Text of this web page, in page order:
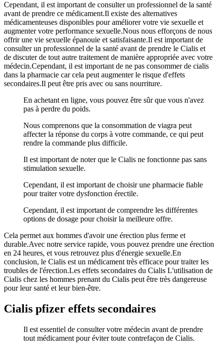
Cependant, il est important de consulter un professionnel de la santé
avant de prendre ce médicament.Il existe des alternatives
médicamenteuses disponibles pour améliorer votre vie sexuelle et
augmenter votre performance sexuelle.Nous nous efforçons de nous
offrir une vie sexuelle épanouie et satisfaisante.Il est important de
consulter un professionnel de la santé avant de prendre le Cialis et
de discuter de tout autre traitement de manière appropriée avec votre
médecin.Cependant, il est important de ne pas consommer de cialis
dans la pharmacie car cela peut augmenter le risque d'effets
secondaires.Il peut être pris avec ou sans nourriture.
En achetant en ligne, vous pouvez être sûr que vous n'avez
pas à perdre du poids.
Nous comprenons que la consommation de viagra peut
affecter la réponse du corps à votre commande, ce qui peut
rendre la commande plus difficile.
Il est important de noter que le Cialis ne fonctionne pas sans
stimulation sexuelle.
Cependant, il est important de choisir une pharmacie fiable
pour traiter votre dysfonction érectile.
Cependant, il est important de comprendre les différentes
options de dosage pour choisir la meilleure offre.
Cela permet aux hommes d'avoir une érection plus ferme et
durable.Avec notre service rapide, vous pouvez prendre une érection
en 24 heures, et vous retrouvez plus d'énergie sexuelle.En
conclusion, le Cialis est un médicament très efficace pour traiter les
troubles de l'érection.Les effets secondaires du Cialis L'utilisation de
Cialis chez les hommes prenant du Cialis peut être très dangereuse
pour leur santé et leur bien-être.
Cialis pfizer effets secondaires
Il est essentiel de consulter votre médecin avant de prendre
tout médicament pour éviter toute contrefaçon de Cialis.